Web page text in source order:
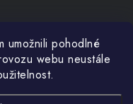
umožnili pohodlné
webu neustále